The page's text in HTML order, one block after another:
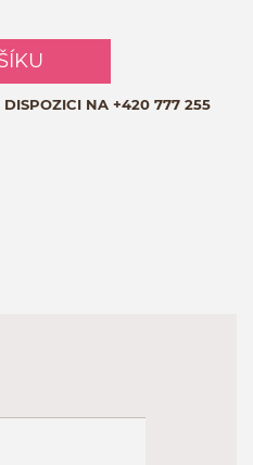
DISPOZICI NA +420 777 255